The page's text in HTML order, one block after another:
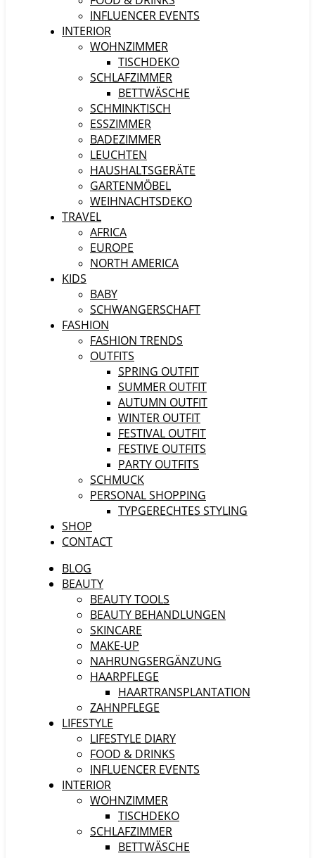
INFLUENCER EVENTS
INTERIOR
WOHNZIMMER
TISCHDEKO
SCHLAFZIMMER
BETTWÄSCHE
SCHMINKTISCH
ESSZIMMER
BADEZIMMER
LEUCHTEN
HAUSHALTSGERÄTE
GARTENMÖBEL
WEIHNACHTSDEKO
TRAVEL
AFRICA
EUROPE
NORTH AMERICA
KIDS
BABY
SCHWANGERSCHAFT
FASHION
FASHION TRENDS
OUTFITS
SPRING OUTFIT
SUMMER OUTFIT
AUTUMN OUTFIT
WINTER OUTFIT
FESTIVAL OUTFIT
FESTIVE OUTFITS
PARTY OUTFITS
SCHMUCK
PERSONAL SHOPPING
TYPGERECHTES STYLING
SHOP
CONTACT
BLOG
BEAUTY
BEAUTY TOOLS
BEAUTY BEHANDLUNGEN
SKINCARE
MAKE-UP
NAHRUNGSERGÄNZUNG
HAARPFLEGE
HAARTRANSPLANTATION
ZAHNPFLEGE
LIFESTYLE
LIFESTYLE DIARY
FOOD & DRINKS
INFLUENCER EVENTS
INTERIOR
WOHNZIMMER
TISCHDEKO
SCHLAFZIMMER
BETTWÄSCHE